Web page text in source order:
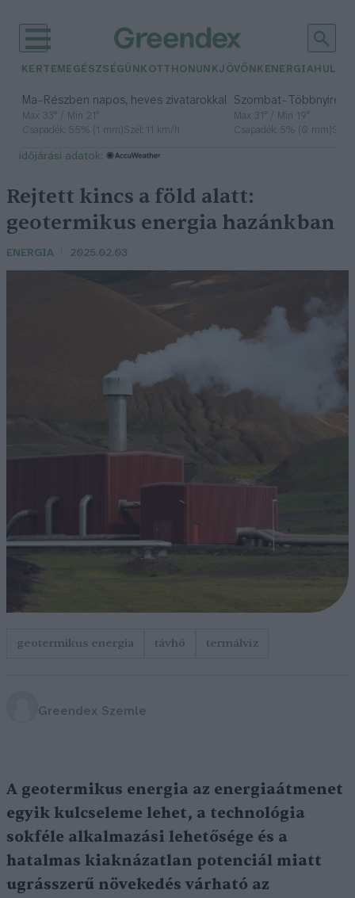
KERTEM EGÉSZSÉGÜNK OTTHONUNKJÖVŐNK ENERGIA
Ma– Részben napos, heves zivatarokkal
Max 33° / Min 21°
Csapadék: 55% (1 mm)Szél: 11 km/h
Szombat– Többnyire
Max 31° / Min 19°
Csapadék: 5% (0 mm)
időjárási adatok:
Rejtett kincs a föld alatt:
geotermikus energia hazánkban
ENERGIA 2025.02.03
geotermikus energia távhő termálvíz
Greendex Szemle
A geotermikus energia az energiaátmenet
egyik kulcseleme lehet, a technológia
sokféle alkalmazási lehetősége és a
hatalmas kiaknázatlan potenciál miatt
ugrásszerű növekedés várható az